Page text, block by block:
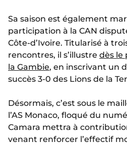
Sa saison est également
participation à la CAN
Côte-d’Ivoire. Titularisé à
rencontres, il s’illustre dès le
la Gambie, en inscrivant un
succès 3-0 des Lions de la
Désormais, c’est sous le
l’AS Monaco, floqué du
Camara mettra à
venant renforcer l’effectif